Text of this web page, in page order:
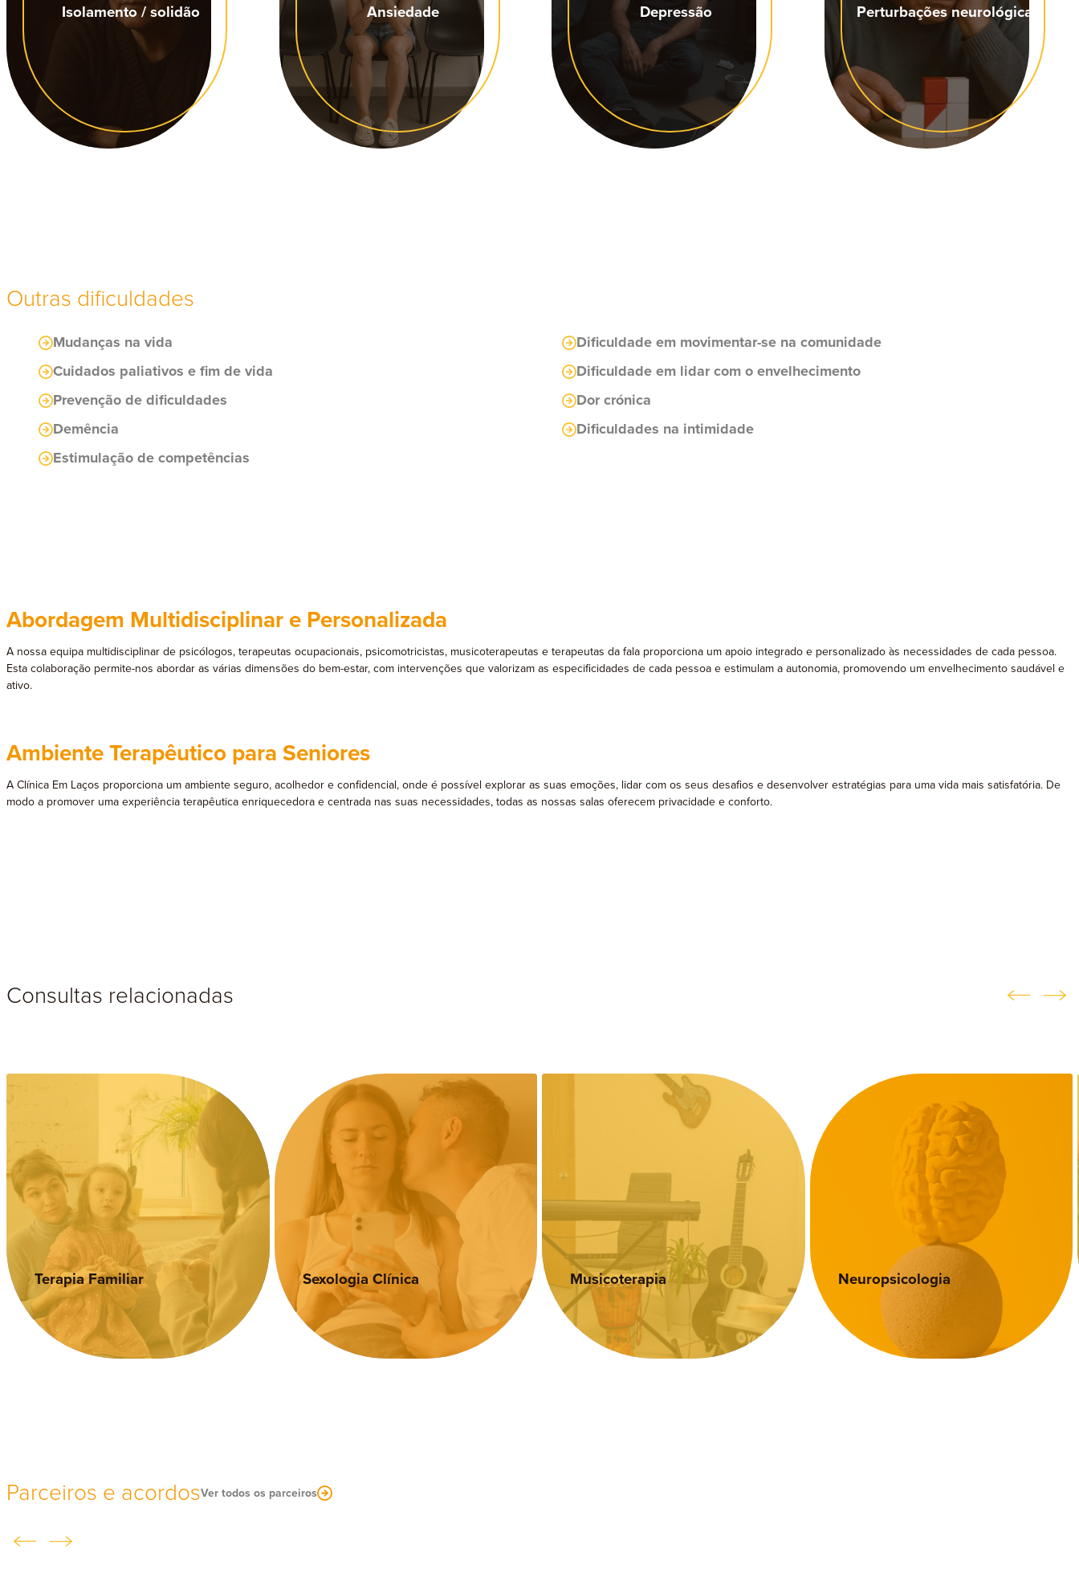
Isolamento / solidão Ansiedade Depressão Perturbações neurológicas
Outras dificuldades
Mudanças na vida
Cuidados paliativos e fim de vida
Prevenção de dificuldades
Demência
Estimulação de competências
Dificuldade em movimentar-se na comunidade
Dificuldade em lidar com o envelhecimento
Dor crónica
Dificuldades na intimidade
Abordagem Multidisciplinar e Personalizada
A nossa equipa multidisciplinar de psicólogos, terapeutas ocupacionais, psicomotricistas, musicoterapeutas e terapeutas da fala proporciona um apoio integrado e personalizado às necessidades de cada pessoa.
Esta colaboração permite-nos abordar as várias dimensões do bem-estar, com intervenções que valorizam as especificidades de cada pessoa e estimulam a autonomia, promovendo um envelhecimento saudável e
ativo.
Ambiente Terapêutico para Seniores
A Clínica Em Laços proporciona um ambiente seguro, acolhedor e confidencial, onde é possível explorar as suas emoções, lidar com os seus desafios e desenvolver estratégias para uma vida mais satisfatória. De
modo a promover uma experiência terapêutica enriquecedora e centrada nas suas necessidades, todas as nossas salas oferecem privacidade e conforto.
Consultas relacionadas
Sexologia Clínica Musicoterapia Neuropsicologia Terapia da Fala
Parceiros e acordosVer todos os parceiros